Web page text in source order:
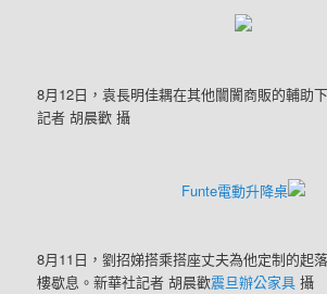
8月12日，袁長明佳耦在其他闤闠商販的輔助
記者 胡晨歡 攝
Funte電動升降桌
8月11日，劉招娣搭乘搭座丈夫為他定制的起
樓歇息。新華社記者 胡晨歡震旦辦公家具 攝